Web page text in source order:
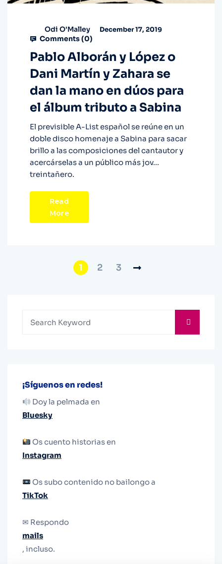
Odi O'Malley December 17, 2019
Comments (0)
Pablo Alborán y López o
Dani Martín y Zahara se
dan la mano en dúos para
el álbum tributo a Sabina
El previsible A-List español se reúne en un
doble disco homenaje a Sabina para sacar
brillo a las composiciones del cantautor y
acercárselas a un público más jov...
treintañero.
Read
More
1 2 3
¡Síguenos en redes!
Doy la pelmada en
Bluesky
Os cuento historias en
Instagram
Os subo contenido no bailongo a
TikTok
✉ Respondo
mails
, incluso.